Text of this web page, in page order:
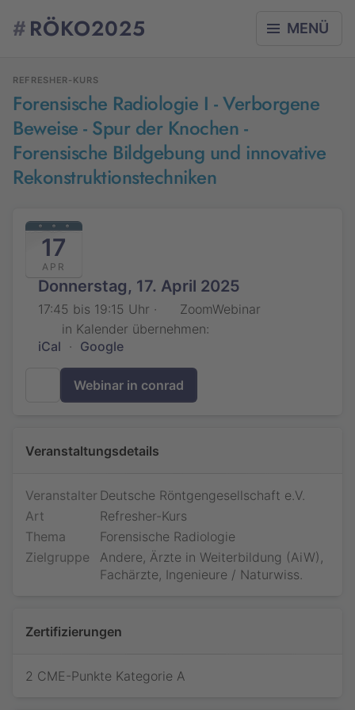
#RÖKO2025 MENÜ
REFRESHER-KURS
Forensische Radiologie I - Verborgene
Beweise - Spur der Knochen -
Forensische Bildgebung und innovative
Rekonstruktionstechniken
17
APR
Donnerstag, 17. April 2025
17:45 bis 19:15 Uhr ·
ZoomWebinar
in Kalender übernehmen:
iCal · Google
Webinar in conrad
Veranstaltungsdetails
Veranstalter Deutsche Röntgengesellschaft e.V.
Art
Refresher-Kurs
Thema
Forensische Radiologie
Zielgruppe
Andere, Ärzte in Weiterbildung (AiW),
Fachärzte, Ingenieure / Naturwiss.
Zertifizierungen
2 CME-Punkte Kategorie A